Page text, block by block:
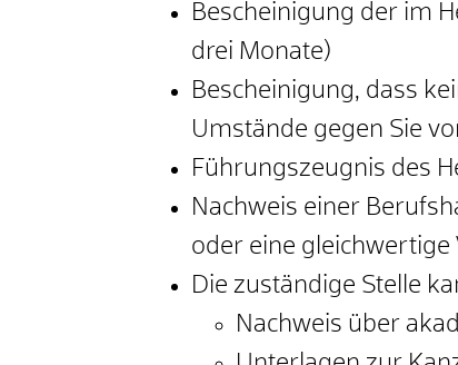
Bescheinigung der im
drei Monate)
Bescheinigung, dass
Umstände gegen Sie
Führungszeugnis des
Nachweis einer
oder eine
Die zuständige Stelle
Nachweis über